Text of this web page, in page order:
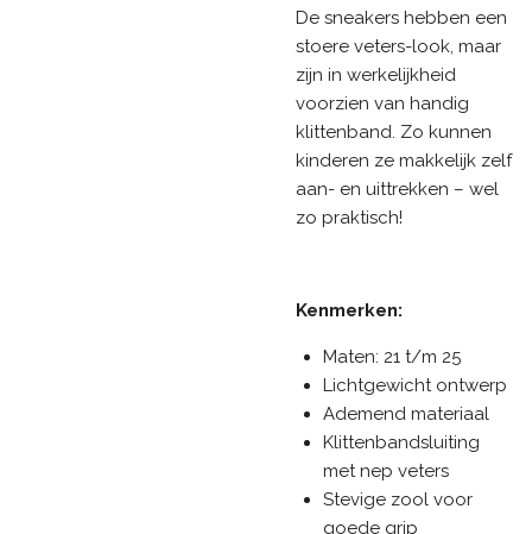
De sneakers hebben een
stoere veters-look, maar
zijn in werkelijkheid
voorzien van handig
klittenband. Zo kunnen
kinderen ze makkelijk zelf
aan- en uittrekken – wel
zo praktisch!
Kenmerken:
Maten: 21 t/m 25
Lichtgewicht ontwerp
Ademend materiaal
Klittenbandsluiting
met nep veters
Stevige zool voor
goede grip